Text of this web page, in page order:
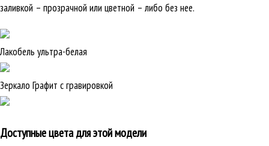
заливкой – прозрачной или цветной – либо без нее.
Лакобель ультра-белая
Зеркало Графит с гравировкой
Доступные цвета для этой модели